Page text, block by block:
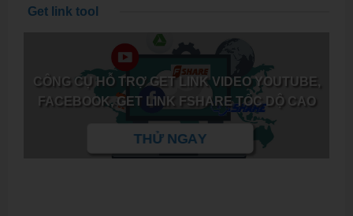
Get link tool
CÔNG CỤ HỖ TRỢ GET LINK VIDEO YOUTUBE,
FACEBOOK, GET LINK FSHARE TỐC DỘ CAO
THỬ NGAY